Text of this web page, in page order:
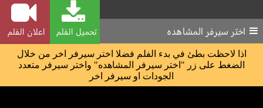
تحميل الفلم اعلان الفلم اختر سيرفر المشاهده
اذا لاحظت بطئ في بدء الفلم فضلا اختر سيرفر اخر من خلال
الضغط على زر "اختر سيرفر المشاهده" واختر سيرفر متعدد
الجودات او سيرفر اخر